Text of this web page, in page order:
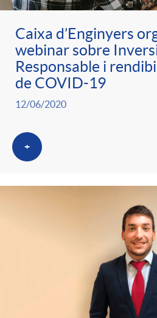
Caixa d’Enginyers
webinar sobre
Responsable i
de COVID-19
12/06/2020
+